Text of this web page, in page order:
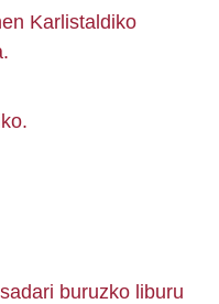
Karlistaldiko
buruzko liburu